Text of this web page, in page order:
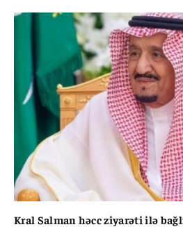
Kral Salman həcc ziyarəti ilə